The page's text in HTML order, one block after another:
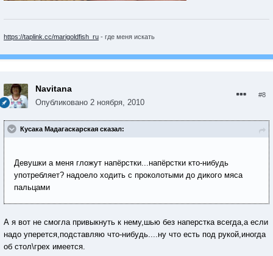
https://taplink.cc/marigoldfish_ru - где меня искать
Navitana
Опубликовано 2 ноября, 2010
#8
Кусака Мадагаскарская сказал:
Девушки а меня гложут напёрстки...напёрстки кто-нибудь
употребляет? надоело ходить с проколотыми до дикого мяса
пальцами
А я вот не смогла привыкнуть к нему,шью без наперстка всегда,а если
надо уперется,подставляю что-нибудь....ну что есть под рукой,иногда
об стол\грех имеется.